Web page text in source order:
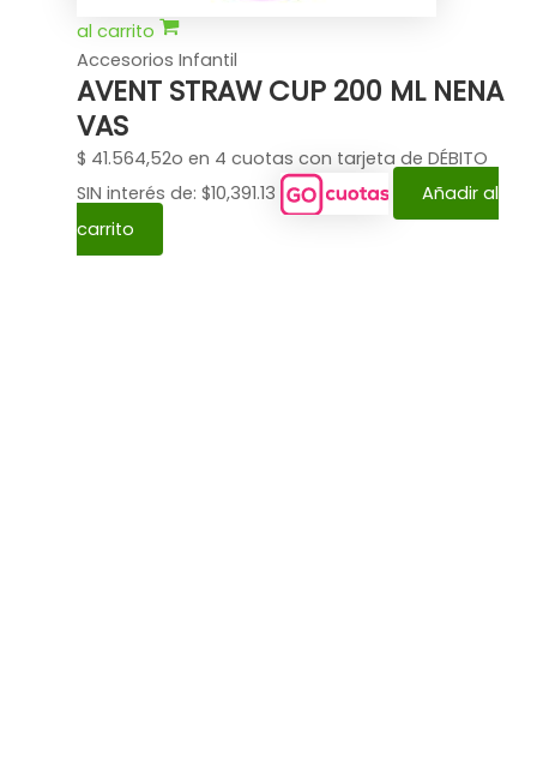
al carrito
Accesorios Infantil
AVENT STRAW CUP 200 ML NENA
VAS
$ 41.564,52o en 4 cuotas con tarjeta de DÉBITO
SIN interés de: $10,391.13
Añadir al
carrito